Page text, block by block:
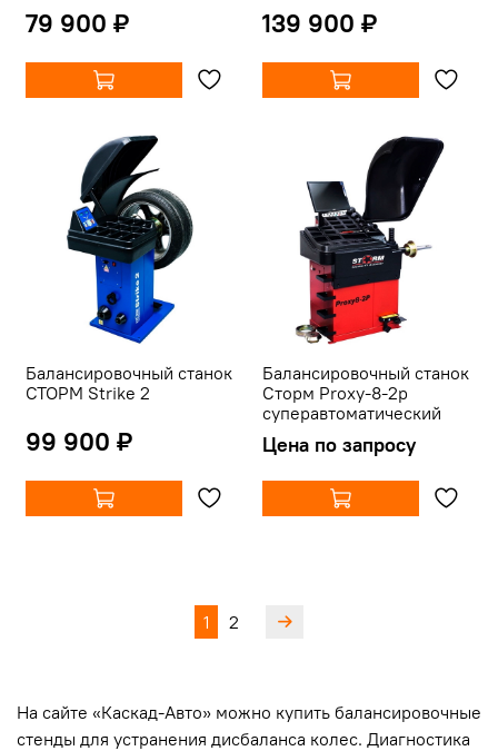
79 900 ₽ 139 900 ₽
Балансировочный станок
СТОРМ Strike 2
99 900 ₽
Балансировочный станок
Сторм Proxy-8-2p
суперавтоматический
Цена по запросу
1 2
На сайте «Каскад-Авто» можно купить балансировочные
стенды для устранения дисбаланса колес. Диагностика